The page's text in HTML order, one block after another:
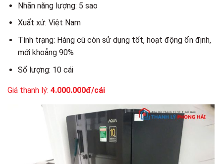
Nhãn năng lượng: 5 sao
Xuất xứ: Việt Nam
Tình trạng: Hàng cũ còn sử dụng tốt, hoạt động ổn định,
mới khoảng 90%
Số lượng: 10 cái
Giá thanh lý: 4.000.000đ/cái